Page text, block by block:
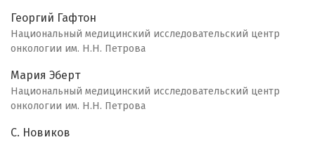
Георгий Гафтон
Национальный медицинский исследовательский центр
онкологии им. Н.Н. Петрова
Мария Эберт
Национальный медицинский исследовательский центр
онкологии им. Н.Н. Петрова
C. Новиков